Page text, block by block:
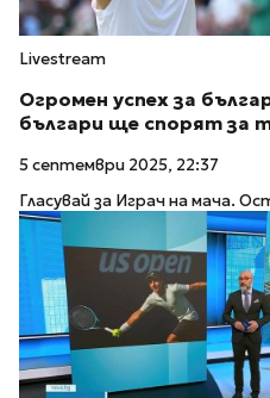
Livestream
Огромен успех за
българи ще спорят за
5 септември 2025, 22:37
Гласувай за Играч на мача.